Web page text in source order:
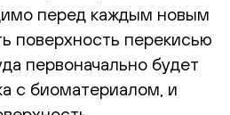
перед каждым новым
поверхность перекисью
первоначально будет
с биоматериалом, и